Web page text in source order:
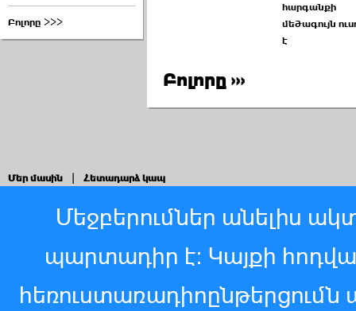
Բոլորը >>>
հարգանքի
մեծագույն
է
Բոլորը ›››
Մեր մասին Հետադարձ կապ
Մեջբերումներ անելիս
պարտադիր է: Կայքի
հեռուստառադիոընթերցումն